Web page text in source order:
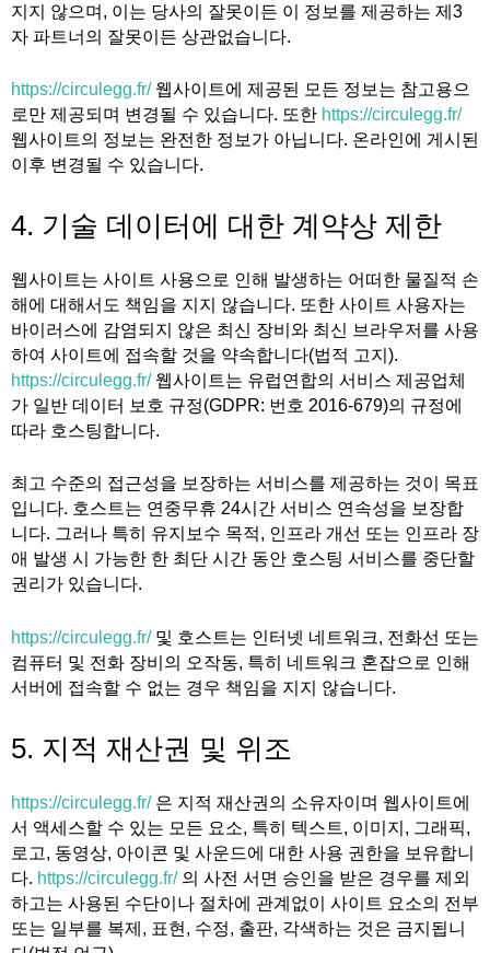
지지 않으며, 이는 당사의 잘못이든 이 정보를 제공하는 제3
자 파트너의 잘못이든 상관없습니다.
https://circulegg.fr/웹사이트에 제공된 모든 정보는 참고용으
로만 제공되며 변경될 수 있습니다. 또한 https://circulegg.fr/
웹사이트의 정보는 완전한 정보가 아닙니다. 온라인에 게시된
이후 변경될 수 있습니다.
4. 기술 데이터에 대한 계약상 제한
웹사이트는 사이트 사용으로 인해 발생하는 어떠한 물질적 손
해에 대해서도 책임을 지지 않습니다. 또한 사이트 사용자는
바이러스에 감염되지 않은 최신 장비와 최신 브라우저를 사용
하여 사이트에 접속할 것을 약속합니다(법적 고지).
https://circulegg.fr/웹사이트는 유럽연합의 서비스 제공업체
가 일반 데이터 보호 규정(GDPR: 번호 2016-679)의 규정에
따라 호스팅합니다.
최고 수준의 접근성을 보장하는 서비스를 제공하는 것이 목표
입니다. 호스트는 연중무휴 24시간 서비스 연속성을 보장합
니다. 그러나 특히 유지보수 목적, 인프라 개선 또는 인프라 장
애 발생 시 가능한 한 최단 시간 동안 호스팅 서비스를 중단할
권리가 있습니다.
https://circulegg.fr/및 호스트는 인터넷 네트워크, 전화선 또는
컴퓨터 및 전화 장비의 오작동, 특히 네트워크 혼잡으로 인해
서버에 접속할 수 없는 경우 책임을 지지 않습니다.
5. 지적 재산권 및 위조
https://circulegg.fr/은 지적 재산권의 소유자이며 웹사이트에
서 액세스할 수 있는 모든 요소, 특히 텍스트, 이미지, 그래픽,
로고, 동영상, 아이콘 및 사운드에 대한 사용 권한을 보유합니
다. https://circulegg.fr/의 사전 서면 승인을 받은 경우를 제외
하고는 사용된 수단이나 절차에 관계없이 사이트 요소의 전부
또는 일부를 복제, 표현, 수정, 출판, 각색하는 것은 금지됩니